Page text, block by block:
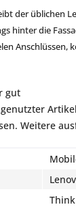
der üblichen
hinter die
gut
Weitere